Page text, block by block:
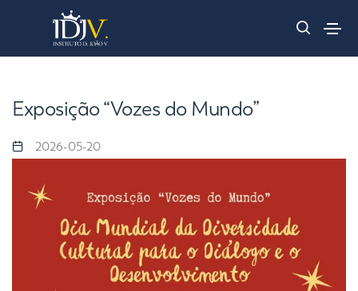
Exposição “Vozes do Mundo”
2026-05-20